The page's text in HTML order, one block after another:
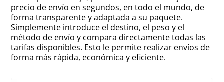
precio de envío en segundos, en todo el mundo, de
forma transparente y adaptada a su paquete.
Simplemente introduce el destino, el peso y el
método de envío y compara directamente todas las
tarifas disponibles. Esto le permite realizar envíos de
forma más rápida, económica y eficiente.